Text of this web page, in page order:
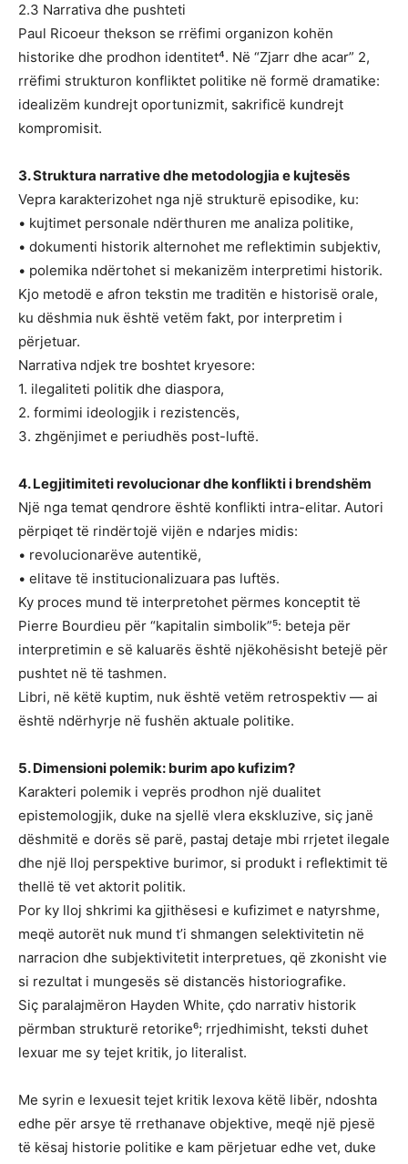
2.3 Narrativa dhe pushteti
Paul Ricoeur thekson se rrëfimi organizon kohën
historike dhe prodhon identitet⁴. Në “Zjarr dhe acar” 2,
rrëfimi strukturon konfliktet politike në formë dramatike:
idealizëm kundrejt oportunizmit, sakrificë kundrejt
kompromisit.
3. Struktura narrative dhe metodologjia e kujtesës
Vepra karakterizohet nga një strukturë episodike, ku:
• kujtimet personale ndërthuren me analiza politike,
• dokumenti historik alternohet me reflektimin subjektiv,
• polemika ndërtohet si mekanizëm interpretimi historik.
Kjo metodë e afron tekstin me traditën e historisë orale,
ku dëshmia nuk është vetëm fakt, por interpretim i
përjetuar.
Narrativa ndjek tre boshtet kryesore:
1. ilegaliteti politik dhe diaspora,
2. formimi ideologjik i rezistencës,
3. zhgënjimet e periudhës post-luftë.
4. Legjitimiteti revolucionar dhe konflikti i brendshëm
Një nga temat qendrore është konflikti intra-elitar. Autori
përpiqet të rindërtojë vijën e ndarjes midis:
• revolucionarëve autentikë,
• elitave të institucionalizuara pas luftës.
Ky proces mund të interpretohet përmes konceptit të
Pierre Bourdieu për “kapitalin simbolik”⁵: beteja për
interpretimin e së kaluarës është njëkohësisht betejë për
pushtet në të tashmen.
Libri, në këtë kuptim, nuk është vetëm retrospektiv — ai
është ndërhyrje në fushën aktuale politike.
5. Dimensioni polemik: burim apo kufizim?
Karakteri polemik i veprës prodhon një dualitet
epistemologjik, duke na sjellë vlera ekskluzive, siç janë
dëshmitë e dorës së parë, pastaj detaje mbi rrjetet ilegale
dhe një lloj perspektive burimor, si produkt i reflektimit të
thellë të vet aktorit politik.
Por ky lloj shkrimi ka gjithësesi e kufizimet e natyrshme,
meqë autorët nuk mund t’i shmangen selektivitetin në
narracion dhe subjektivitetit interpretues, që zkonisht vie
si rezultat i mungesës së distancës historiografike.
Siç paralajmëron Hayden White, çdo narrativ historik
përmban strukturë retorike⁶; rrjedhimisht, teksti duhet
lexuar me sy tejet kritik, jo literalist.
Me syrin e lexuesit tejet kritik lexova këtë libër, ndoshta
edhe për arsye të rrethanave objektive, meqë një pjesë
të kësaj historie politike e kam përjetuar edhe vet, duke